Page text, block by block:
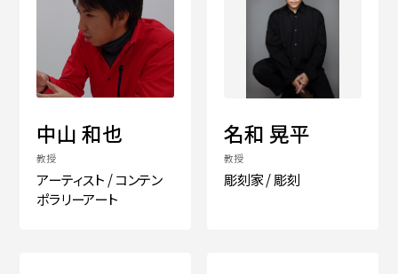
中山 和也
教授
アーティスト / コンテン
ポラリーアート
名和 晃平
教授
彫刻家 / 彫刻